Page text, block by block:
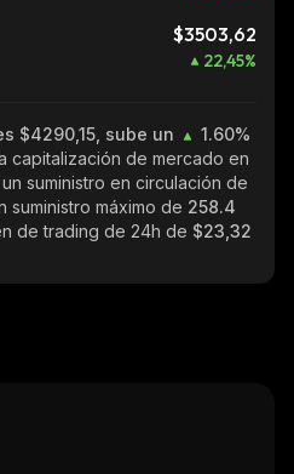
$3503,62
22,45%
$4290,15, sube un
1.60%
capitalización de mercado en
suministro en circulación de
suministro máximo de 258.4
de trading de 24h de $23,32